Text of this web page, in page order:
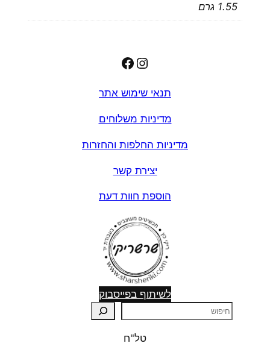
1.55 גרם
Instagram
Facebook
תנאי שימוש אתר
מדיניות משלוחים
מדיניות החלפות והחזרות
יצירת קשר
הוספת חוות דעת
לשיתוף בפייסבוק
טל"ח